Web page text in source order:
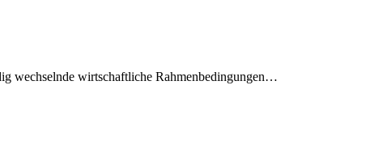
wechselnde wirtschaftliche Rahmenbedingungen…